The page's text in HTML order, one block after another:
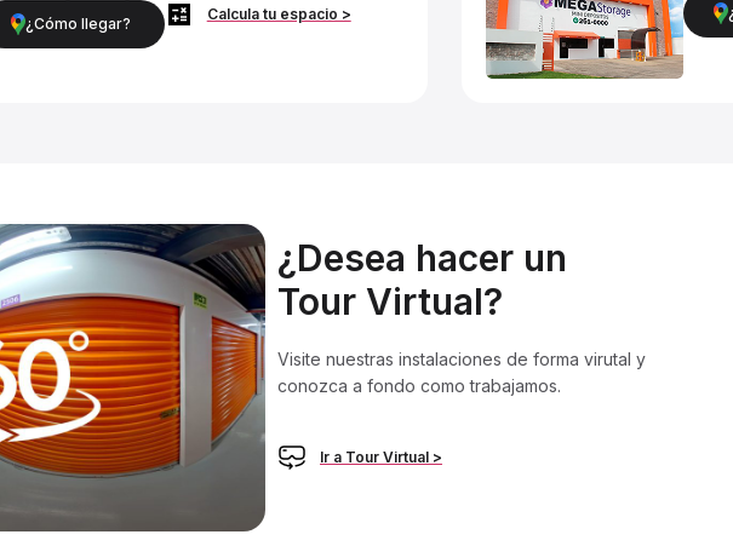
¿Cómo llegar?
Calcula tu espacio >
¿Desea hacer un
Tour Virtual?
Visite nuestras instalaciones de forma virutal y
conozca a fondo como trabajamos.
Ir a Tour Virtual >